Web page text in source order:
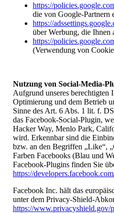
https://
die von Google-Partnern
https://
über Werbung, die Ihnen
https://
(Verwendung von
Nutzung von Social-Media-
Aufgrund unseres berechtigten
Optimierung und dem Betrieb
Sinne des Art. 6 Abs. 1 lit. f.
das Facebook-Social-Plugin,
Hacker Way, Menlo Park,
wird. Erkennbar sind die
bzw. an den Begriffen „Like“,
Farben Facebooks (Blau und
Facebook-Plugins finden Sie
https://
Facebook Inc. hält das
unter dem Privacy-Shield-
https://www.privacyshield.gov/